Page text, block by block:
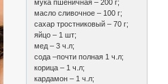
мука пшеничная – 200 г;
масло сливочное – 100 г;
сахар тростниковый – 70 г;
яйцо – 1 шт;
мед – 3 ч.л;
сода –почти полная 1 ч.л;
корица – 1 ч.л;
кардамон – 1 ч.л;